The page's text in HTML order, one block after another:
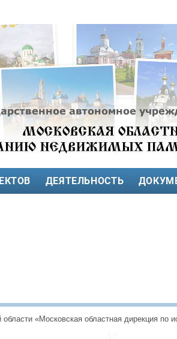
ДЕЯТЕЛЬНОСТЬ
«Московская областная дирекция по